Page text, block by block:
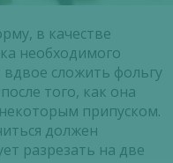
в качестве
необходимого
вдвое сложить фольгу
того, как она
припуском.
должен
разрезать на две